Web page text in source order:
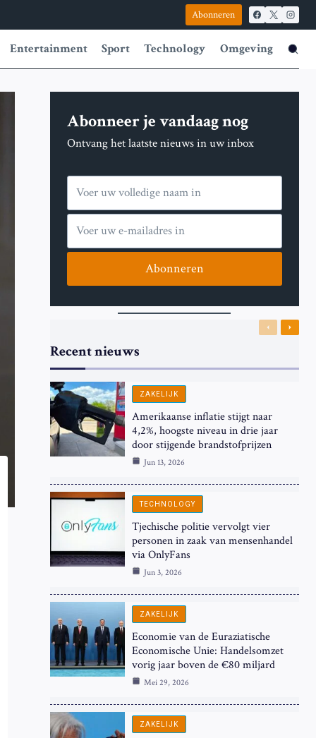
Abonneren
Entertainment Sport Technology Omgeving
Abonneer je vandaag nog
Ontvang het laatste nieuws in uw inbox
Abonneren
Recent nieuws
Previous
Next
ZAKELIJK
Amerikaanse inflatie stijgt naar
4,2%, hoogste niveau in drie jaar
door stijgende brandstofprijzen
Jun 13, 2026
TECHNOLOGY
Tjechische politie vervolgt vier
personen in zaak van mensenhandel
via OnlyFans
Jun 3, 2026
ZAKELIJK
Economie van de Euraziatische
Economische Unie: Handelsomzet
vorig jaar boven de €80 miljard
Mei 29, 2026
ZAKELIJK